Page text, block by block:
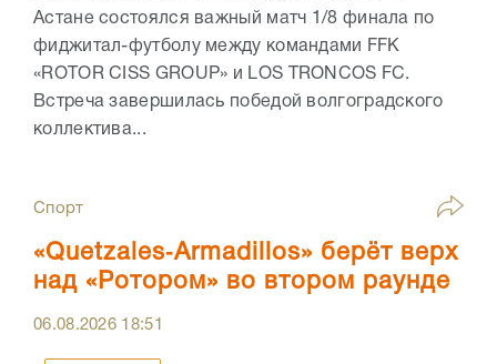
Астане состоялся важный матч 1/8 финала по
фиджитал-футболу между командами FFK
«ROTOR CISS GROUP» и LOS TRONCOS FC.
Встреча завершилась победой волгоградского
коллектива...
Спорт
«Quetzales‑Armadillos» берёт верх
над «Ротором» во втором раунде
06.08.2026 18:51